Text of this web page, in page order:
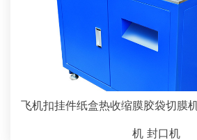
飞机扣挂件纸盒热收缩膜胶袋切膜
机 封口机